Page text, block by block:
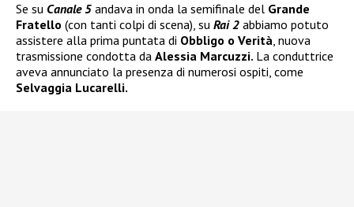
Se su Canale 5 andava in onda la semifinale del Grande
Fratello (con tanti colpi di scena), su Rai 2 abbiamo potuto
assistere alla prima puntata di Obbligo o Verità, nuova
trasmissione condotta da Alessia Marcuzzi. La conduttrice
aveva annunciato la presenza di numerosi ospiti, come
Selvaggia Lucarelli.